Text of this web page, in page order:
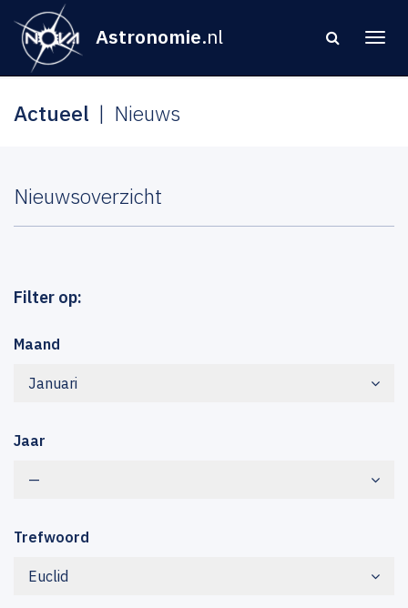
Astronomie.nl
Actueel Nieuws
Nieuwsoverzicht
Filter op:
Maand
Januari
Jaar
—
Trefwoord
Euclid